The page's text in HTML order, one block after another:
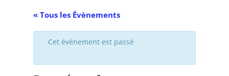
« Tous les Évènements
Cet évènement est passé